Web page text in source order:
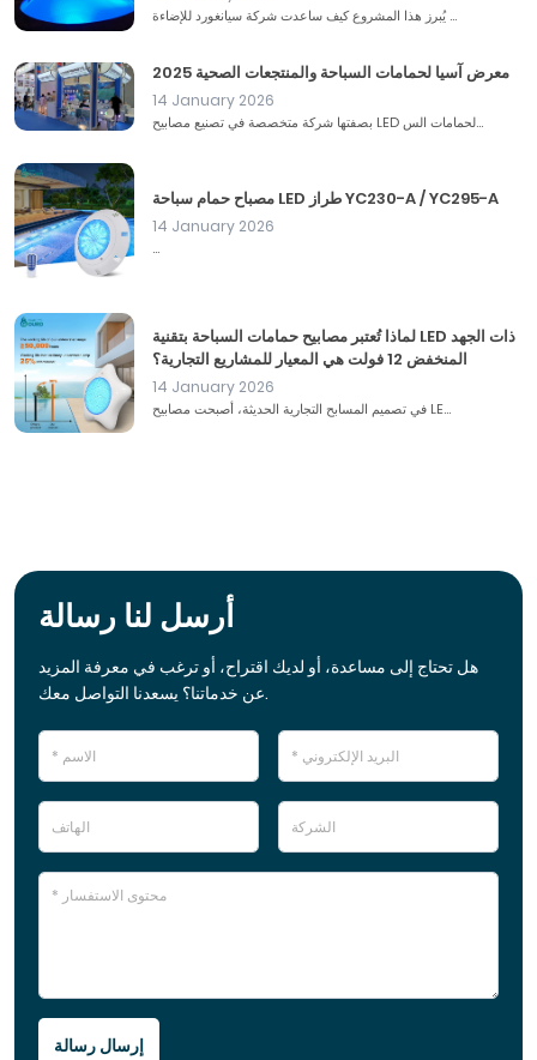
يُبرز هذا المشروع كيف ساعدت شركة سيانغورد للإضاءة ...
معرض آسيا لحمامات السباحة والمنتجعات الصحية 2025
14 January 2026
بصفتها شركة متخصصة في تصنيع مصابيح LED لحمامات الس...
مصباح حمام سباحة LED طراز YC230-A / YC295-A
14 January 2026
...
لماذا تُعتبر مصابيح حمامات السباحة بتقنية LED ذات الجهد
المنخفض 12 فولت هي المعيار للمشاريع التجارية؟
14 January 2026
في تصميم المسابح التجارية الحديثة، أصبحت مصابيح LE...
أرسل لنا رسالة
هل تحتاج إلى مساعدة، أو لديك اقتراح، أو ترغب في معرفة المزيد
عن خدماتنا؟ يسعدنا التواصل معك.
إرسال رسالة